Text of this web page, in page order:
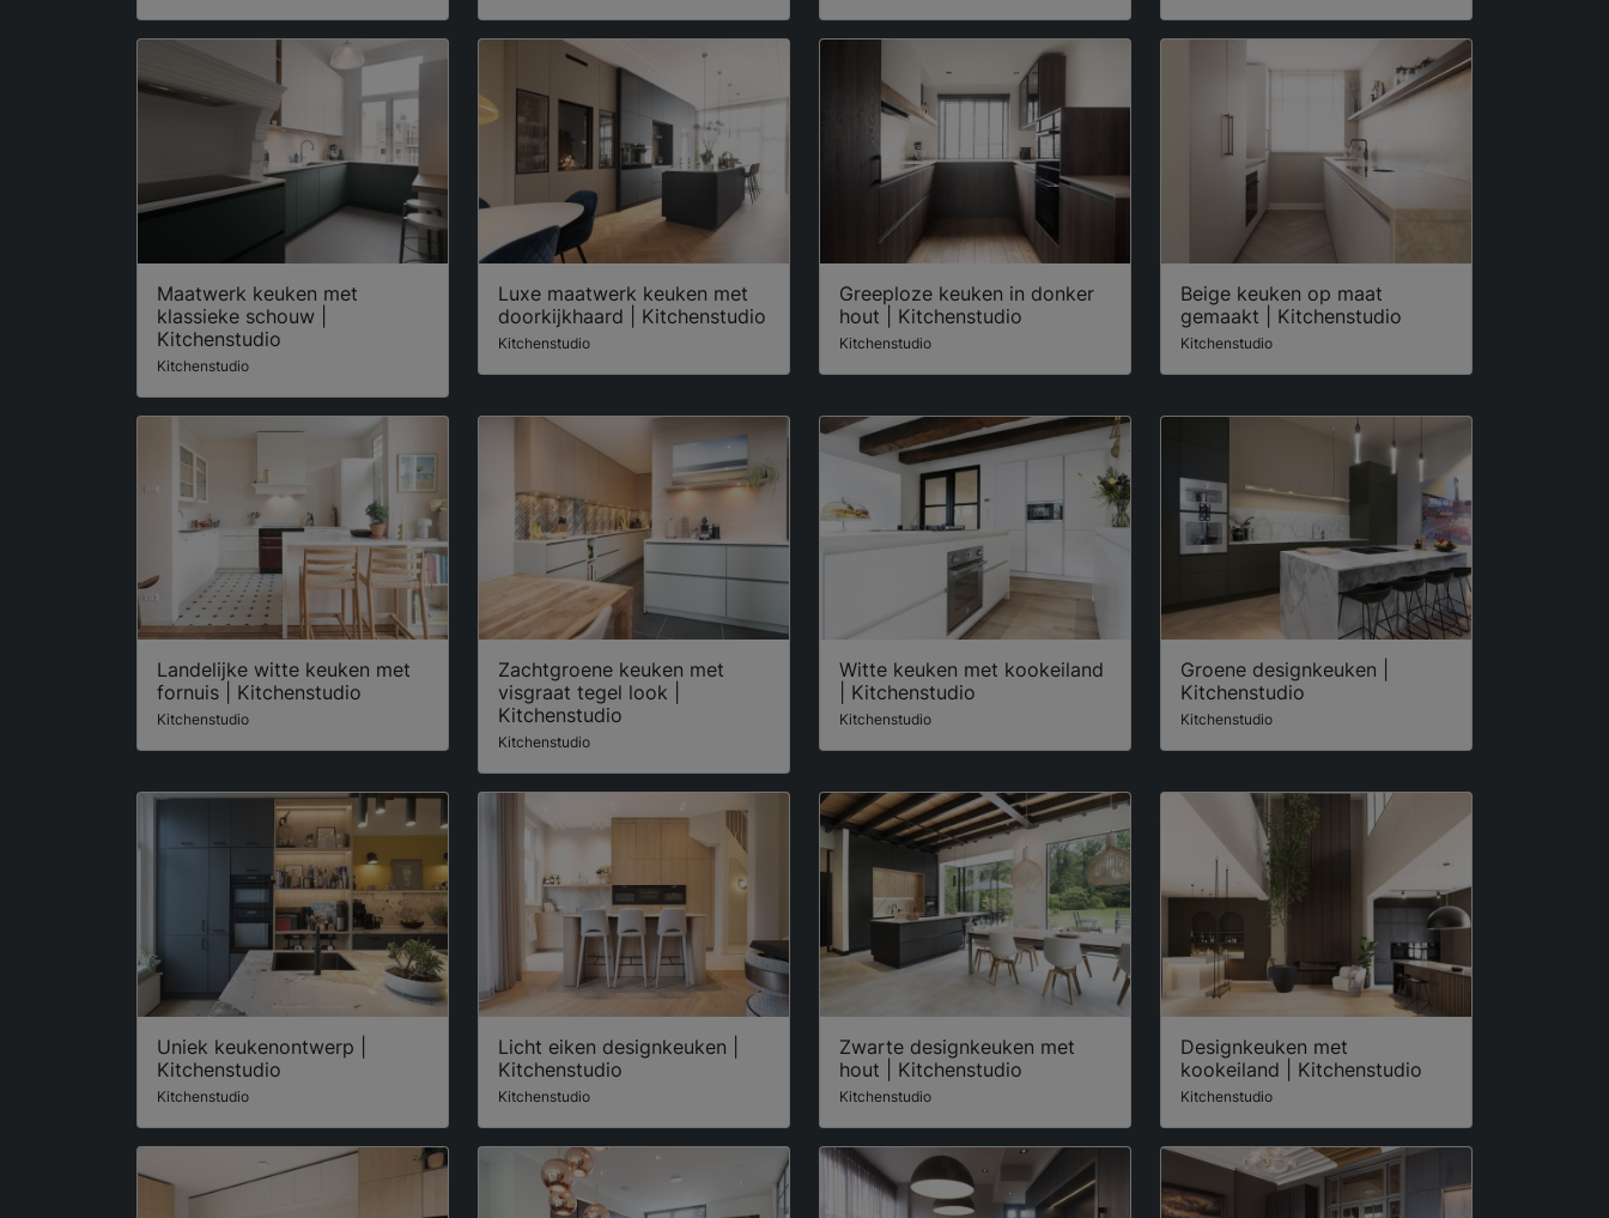
Maatwerk keuken met
klassieke schouw |
Kitchenstudio
Kitchenstudio
Luxe maatwerk keuken met
doorkijkhaard | Kitchenstudio
Kitchenstudio
Greeploze keuken in donker
hout | Kitchenstudio
Kitchenstudio
Beige keuken op maat
gemaakt | Kitchenstudio
Kitchenstudio
Landelijke witte keuken met
fornuis | Kitchenstudio
Kitchenstudio
Zachtgroene keuken met
visgraat tegel look |
Kitchenstudio
Kitchenstudio
Witte keuken met kookeiland
| Kitchenstudio
Kitchenstudio
Groene designkeuken |
Kitchenstudio
Kitchenstudio
Uniek keukenontwerp |
Kitchenstudio
Kitchenstudio
Licht eiken designkeuken |
Kitchenstudio
Kitchenstudio
Zwarte designkeuken met
hout | Kitchenstudio
Kitchenstudio
Designkeuken met
kookeiland | Kitchenstudio
Kitchenstudio